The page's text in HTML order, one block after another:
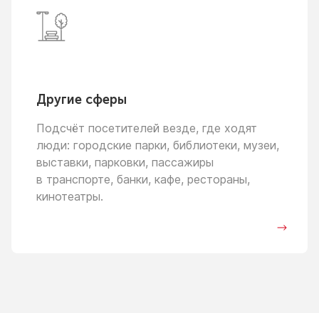
Другие сферы
Подсчёт посетителей везде, где ходят
люди: городские парки, библиотеки, музеи,
выставки, парковки, пассажиры
в транспорте, банки, кафе, рестораны,
кинотеатры.